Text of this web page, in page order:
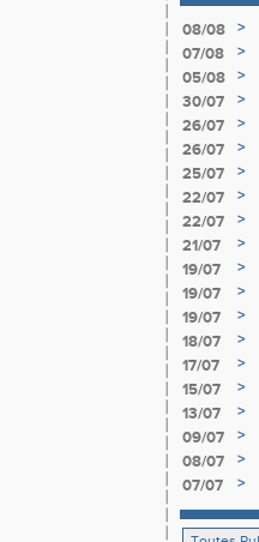
08/08 >
07/08
>
05/08 >
30/07
>
26/07
>
26/07
>
25/07
>
22/07 >
22/07
>
21/07
>
19/07 >
19/07 >
19/07
>
18/07
>
17/07
>
15/07
>
13/07
>
09/07
>
08/07
>
07/07
>